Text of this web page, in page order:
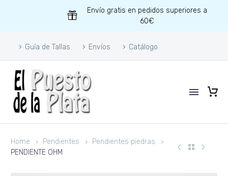
Envío gratis en pedidos superiores a
60€
Guía de Tallas Envíos Catálogo
Home Pendientes
Pendientes piedras
PENDIENTE OHM